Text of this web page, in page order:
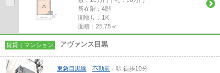
所在階：4階
間取り：1K
面積：25.75㎡
賃貸｜マンション アヴァンス目黒
東急目黒線 「 不動前 」駅 徒歩10分